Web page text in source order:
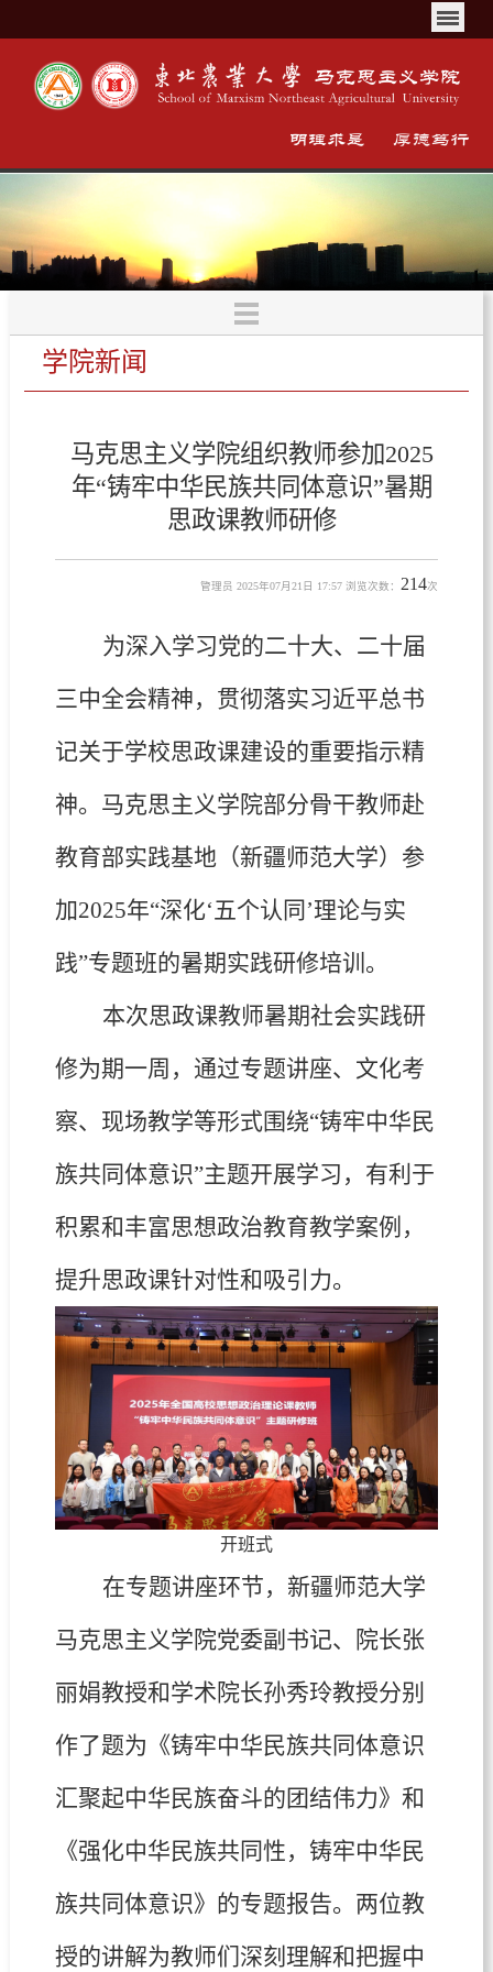
学院新闻
马克思主义学院组织教师参加2025
年“铸牢中华民族共同体意识”暑期
思政课教师研修
管理员 2025年07月21日 17:57 浏览次数： 214次
为深入学习党的二十大、二十届
三中全会精神，贯彻落实习近平总书
记关于学校思政课建设的重要指示精
神。马克思主义学院部分骨干教师赴
教育部实践基地（新疆师范大学）参
加2025年“深化‘五个认同’理论与实
践”专题班的暑期实践研修培训。
本次思政课教师暑期社会实践研
修为期一周，通过专题讲座、文化考
察、现场教学等形式围绕“铸牢中华民
族共同体意识”主题开展学习，有利于
积累和丰富思想政治教育教学案例，
提升思政课针对性和吸引力。
开班式
在专题讲座环节，新疆师范大学
马克思主义学院党委副书记、院长张
丽娟教授和学术院长孙秀玲教授分别
作了题为《铸牢中华民族共同体意识
汇聚起中华民族奋斗的团结伟力》和
《强化中华民族共同性，铸牢中华民
族共同体意识》的专题报告。两位教
授的讲解为教师们深刻理解和把握中